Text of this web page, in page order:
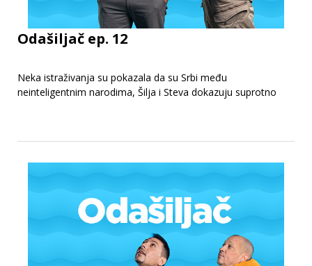
Odašiljač ep. 12
Neka istraživanja su pokazala da su Srbi među
neinteligentnim narodima, Šilja i Steva dokazuju suprotno